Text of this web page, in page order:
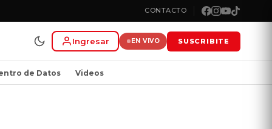
CONTACTO
Ingresar EN VIVO SUSCRIBITE
de Datos Videos